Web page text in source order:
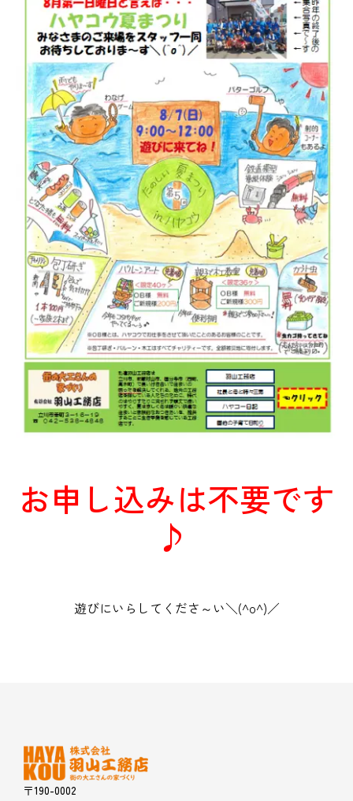
お申し込みは不要です
♪
遊びにいらしてくださ～い＼(^o^)／
〒190-0002